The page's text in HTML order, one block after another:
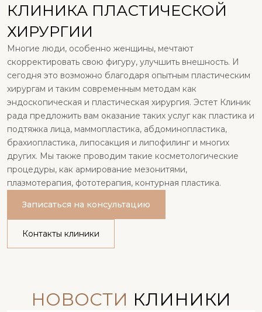
КЛИНИКА ПЛАСТИЧЕСКОЙ
ХИРУРГИИ
Многие люди, особенно женщины, мечтают
скорректировать свою фигуру, улучшить внешность. И
сегодня это возможно благодаря опытным пластическим
хирургам и таким современным методам как
эндоскопическая и пластическая хирургия. Эстет Клиник
рада предложить вам оказание таких услуг как пластика и
подтяжка лица, маммопластика, абдоминопластика,
брахиопластика, липосакция и липофилинг и многих
других. Мы также проводим такие косметологические
процедуры, как армирование мезонитями,
плазмотерапия, фототерапия, контурная пластика.
Записаться на консультацию
Контакты клиники
НОВОСТИ КЛИНИКИ